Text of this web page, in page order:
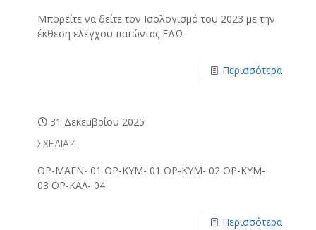
Μπορείτε να δείτε τον Ισολογισμό του 2023 με την
έκθεση ελέγχου πατώντας ΕΔΩ
Περισσότερα
31 Δεκεμβρίου 2025
ΣΧΕΔΙΑ 4
ΟΡ-ΜΑΓΝ- 01 ΟΡ-ΚΥΜ- 01 ΟΡ-ΚΥΜ- 02 ΟΡ-ΚΥΜ-
03 ΟΡ-ΚΑΛ- 04
Περισσότερα